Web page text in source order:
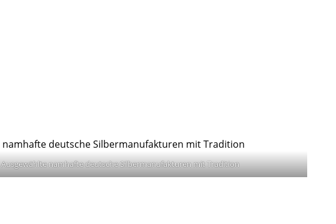
Ausgewählte namhafte deutsche Silbermanufakturen mit Tradition